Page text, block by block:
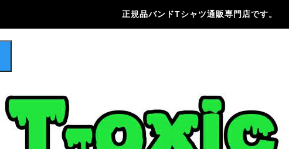
正規品バンドTシャツ通販専門店です。